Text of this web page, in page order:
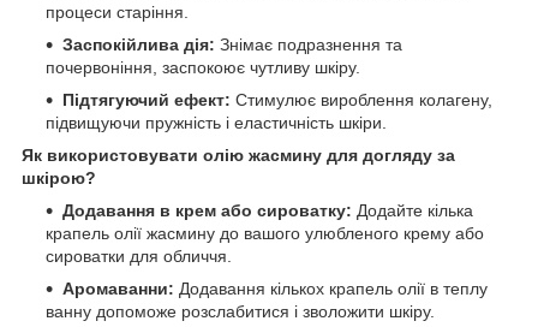
процеси старіння.
Заспокійлива дія: Знімає подразнення та
почервоніння, заспокоює чутливу шкіру.
Підтягуючий ефект: Стимулює вироблення колагену,
підвищуючи пружність і еластичність шкіри.
Як використовувати олію жасмину для догляду за
шкірою?
Додавання в крем або сироватку: Додайте кілька
крапель олії жасмину до вашого улюбленого крему або
сироватки для обличчя.
Аромаванни: Додавання кількох крапель олії в теплу
ванну допоможе розслабитися і зволожити шкіру.